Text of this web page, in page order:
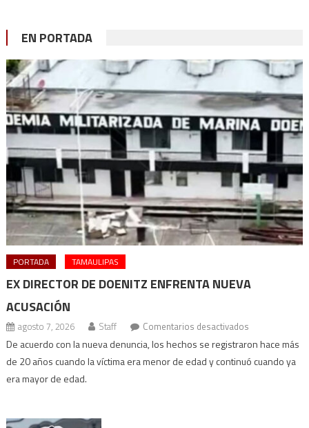
EN PORTADA
PORTADA TAMAULIPAS
EX DIRECTOR DE DOENITZ ENFRENTA NUEVA
ACUSACIÓN
agosto 7, 2026 Staff Comentarios desactivadosen
Ex
director
De acuerdo con la nueva denuncia, los hechos se registraron hace más
de 20 años cuando la víctima era menor de edad y continuó cuando ya
era mayor de edad.